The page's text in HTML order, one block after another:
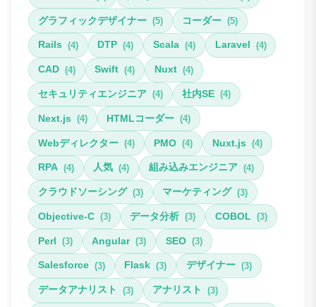
グラフィックデザイナー (5) コーダー (5)
Rails (4) DTP (4) Scala (4) Laravel (4)
CAD (4) Swift (4) Nuxt (4)
セキュリティエンジニア (4) 社内SE (4)
Next.js (4) HTMLコーダー (4)
Webディレクター (4) PMO (4) Nuxt.js (4)
RPA (4) 人気 (4) 組み込みエンジニア (4)
クラウドソーシング (3) マーケティング (3)
Objective-C (3) データ分析 (3) COBOL (3)
Perl (3) Angular (3) SEO (3)
Salesforce (3) Flask (3) デザイナー (3)
データアナリスト (3) アナリスト (3)